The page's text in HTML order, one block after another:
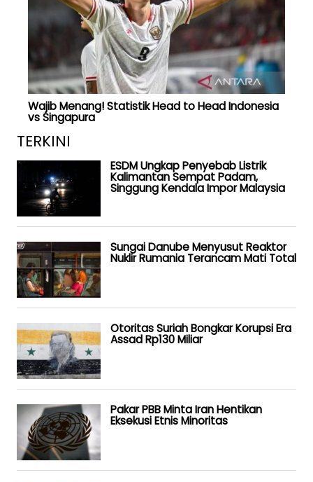
Wajib Menang! Statistik Head to Head Indonesia
vs Singapura
TERKINI
ESDM Ungkap Penyebab Listrik
Kalimantan Sempat Padam,
Singgung Kendala Impor Malaysia
Sungai Danube Menyusut Reaktor
Nuklir Rumania Terancam Mati Total
Otoritas Suriah Bongkar Korupsi Era
Assad Rp130 Miliar
Pakar PBB Minta Iran Hentikan
Eksekusi Etnis Minoritas